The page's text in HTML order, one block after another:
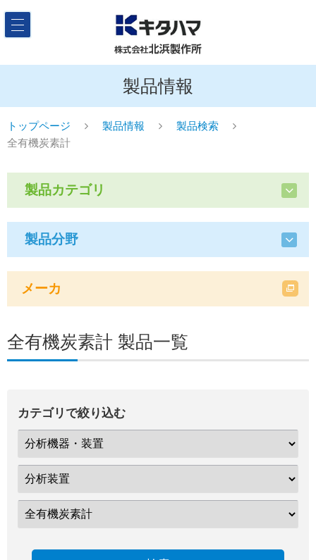
製品情報
トップページ 製品情報
製品検索
全有機炭素計
製品カテゴリ
製品分野
メーカ
全有機炭素計 製品一覧
カテゴリで絞り込む